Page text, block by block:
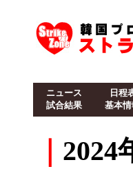
ニュース
試合結果
日程
基本情